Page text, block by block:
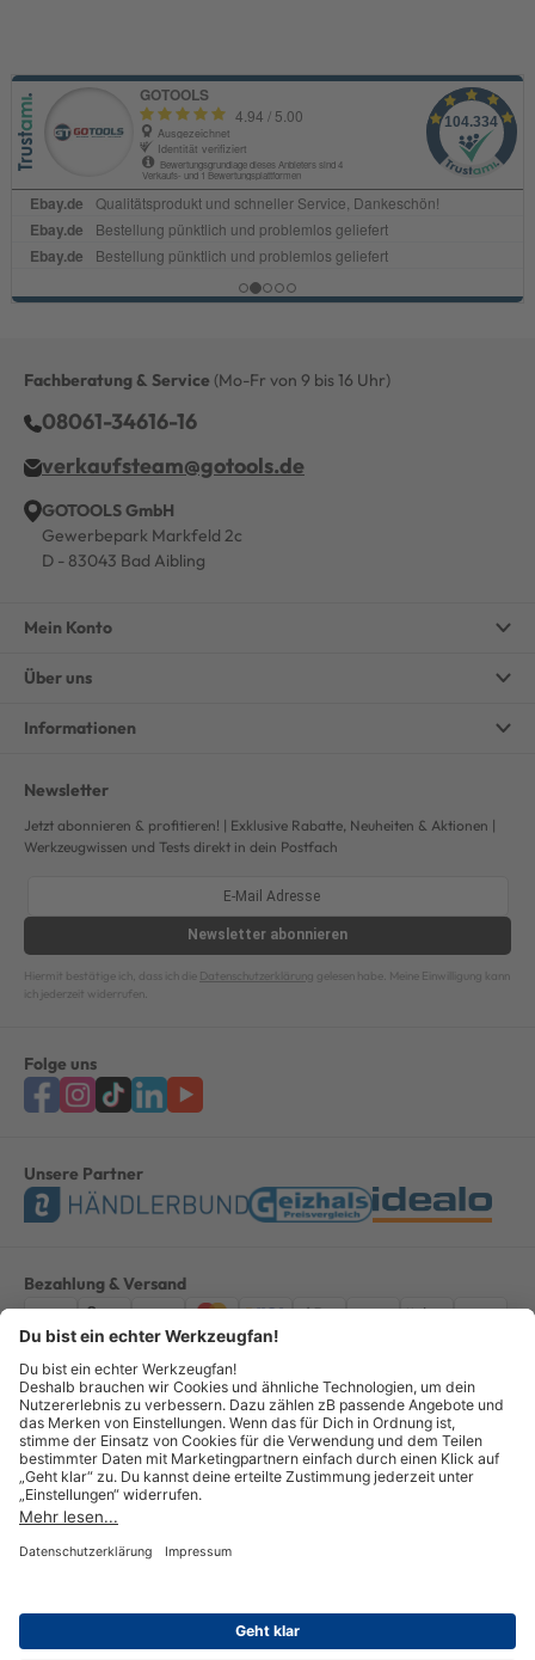
Fachberatung & Service (Mo-Fr von 9 bis 16 Uhr)
08061-34616-16
verkaufsteam@gotools.de
GOTOOLS GmbH
Gewerbepark Markfeld 2c
D - 83043 Bad Aibling
Mein Konto
Über uns
Informationen
Newsletter
Jetzt abonnieren & profitieren! | Exklusive Rabatte, Neuheiten & Aktionen |
Werkzeugwissen und Tests direkt in dein Postfach
Newsletter abonnieren
Hiermit bestätige ich, dass ich die Datenschutzerklärung gelesen habe. Meine Einwilligung kann
ich jederzeit widerrufen.
Folge uns
Unsere Partner
Bezahlung & Versand
ImpressumAGBDatenschutzWiderruf Vertrag widerrufen
Alle Preise verstehen sich inkl. ges. MwSt. *Kostenloser Versand innerhalb
Deutschlands, bei Bestellungen ab 100,00 Euro.
© Copyright 2026 GOTOOLS GmbH - Alle Rechte vorbehalten. powered by
createyourtemplate